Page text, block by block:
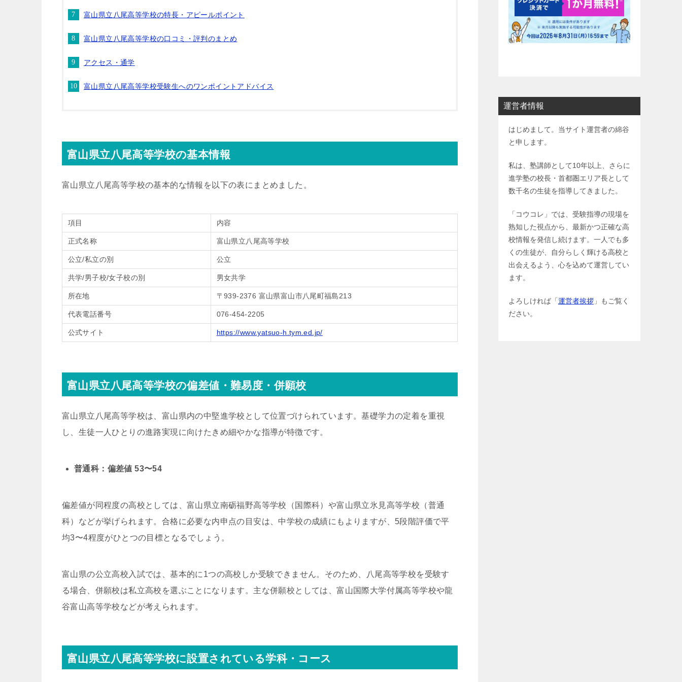
富山県立八尾高等学校の特長・アピールポイント
富山県立八尾高等学校の口コミ・評判のまとめ
アクセス・通学
富山県立八尾高等学校受験生へのワンポイントアドバイス
富山県立八尾高等学校の基本情報
富山県立八尾高等学校の基本的な情報を以下の表にまとめました。
項目 内容
正式名称 富山県立八尾高等学校
公立/私立の別 公立
共学/男子校/女子校の別 男女共学
所在地 〒939-2376 富山県富山市八尾町福島213
代表電話番号 076-454-2205
公式サイト https://www.yatsuo-h.tym.ed.jp/
富山県立八尾高等学校の偏差値・難易度・併願校
富山県立八尾高等学校は、富山県内の中堅進学校として位置づけられています。基礎学力の定着を重視
し、生徒一人ひとりの進路実現に向けたきめ細やかな指導が特徴です。
普通科：偏差値 53〜54
偏差値が同程度の高校としては、富山県立南砺福野高等学校（国際科）や富山県立氷見高等学校（普通
科）などが挙げられます。合格に必要な内申点の目安は、中学校の成績にもよりますが、5段階評価で平
均3〜4程度がひとつの目標となるでしょう。
富山県の公立高校入試では、基本的に1つの高校しか受験できません。そのため、八尾高等学校を受験す
る場合、併願校は私立高校を選ぶことになります。主な併願校としては、富山国際大学付属高等学校や龍
谷富山高等学校などが考えられます。
富山県立八尾高等学校に設置されている学科・コース
運営者情報
はじめまして。当サイト運営者の綿谷
と申します。
私は、塾講師として10年以上、さらに
進学塾の校長・首都圏エリア長として
数千名の生徒を指導してきました。
「コウコレ」では、受験指導の現場を
熟知した視点から、最新かつ正確な高
校情報を発信し続けます。一人でも多
くの生徒が、自分らしく輝ける高校と
出会えるよう、心を込めて運営してい
ます。
よろしければ「運営者挨拶 」もご覧く
ださい。